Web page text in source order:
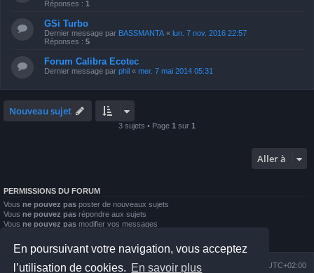
En poursuivant votre navigation, vous acceptez
l’utilisation de cookies. En savoir plus
Réponses : 1
GSi Turbo
Dernier message par BASSMANTA « lun. 7 nov. 2016 22:57
Réponses : 5
Forum Calibra Ecotec
Dernier message par phil « mer. 7 mai 2014 05:31
Nouveau sujet
3 sujets • Page 1 sur 1
Aller à
PERMISSIONS DU FORUM
Vous ne pouvez pas poster de nouveaux sujets
Vous ne pouvez pas répondre aux sujets
Vous ne pouvez pas modifier vos messages
Vous
ne pouvez pas joindre des fichiers
Index du forum UTC+02:00
Nous contacter